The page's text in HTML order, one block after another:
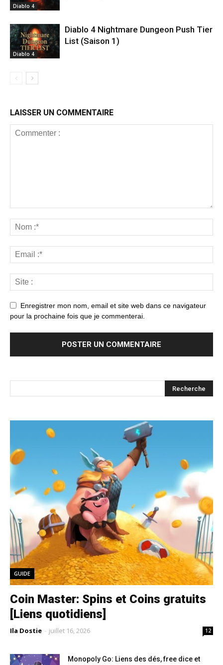
Diablo 4
Diablo 4
Diablo 4 Nightmare Dungeon Push Tier
List (Saison 1)
LAISSER UN COMMENTAIRE
Enregistrer mon nom, email et site web dans ce navigateur
pour la prochaine fois que je commenterai.
GUIDE
Coin Master: Spins et Coins gratuits
[Liens quotidiens]
Ila Dostie - juillet 16, 2026 12
Monopoly Go: Liens des dés, free dice et